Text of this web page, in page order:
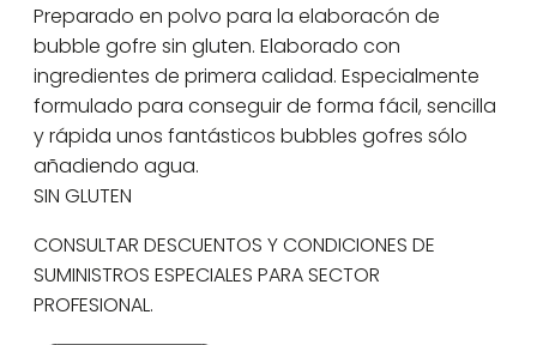
Preparado en polvo para la elaboracón de
bubble gofre sin gluten. Elaborado con
ingredientes de primera calidad. Especialmente
formulado para conseguir de forma fácil, sencilla
y rápida unos fantásticos bubbles gofres sólo
añadiendo agua.
SIN GLUTEN
CONSULTAR DESCUENTOS Y CONDICIONES DE
SUMINISTROS ESPECIALES PARA SECTOR
PROFESIONAL.